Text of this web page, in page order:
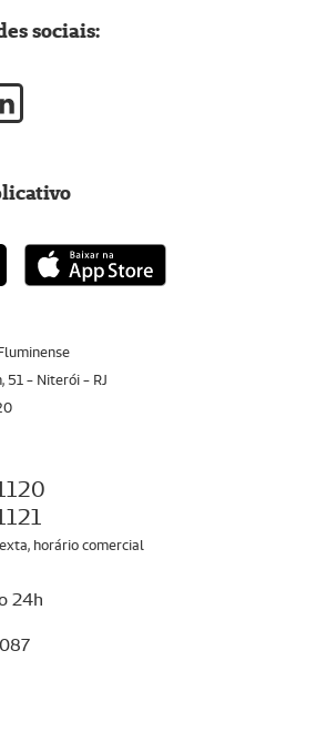
51 - Niterói - RJ
horário comercial
24h
sociais: